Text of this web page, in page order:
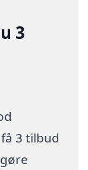
3
3 tilbud